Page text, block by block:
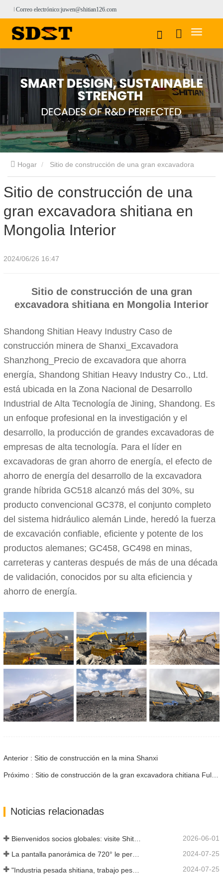
Correo electrónico:juwen@shitian126.com
Hogar
shitiana en Mongolia Interior
Sitio de construcción de una
gran excavadora shitiana en
Mongolia Interior
2024/06/26 16:47
Sitio de construcción de una gran
excavadora shitiana en Mongolia Interior
Shandong Shitian Heavy Industry Caso de
construcción minera de Shanxi_Excavadora
Shanzhong_Precio de excavadora que ahorra
energía, Shandong Shitian Heavy Industry Co., Ltd.
está ubicada en la Zona Nacional de Desarrollo
Industrial de Alta Tecnología de Jining, Shandong. Es
un enfoque profesional en la investigación y el
desarrollo, la producción de grandes excavadoras de
empresas de alta tecnología. Para el líder en
excavadoras de gran ahorro de energía, el efecto de
ahorro de energía del desarrollo de la excavadora
grande híbrida GC518 alcanzó más del 30%, su
producto convencional GC378, el conjunto completo
del sistema hidráulico alemán Linde, heredó la fuerza
de excavación confiable, eficiente y potente de los
productos alemanes; GC458, GC498 en minas,
carreteras y canteras después de más de una década
de validación, conocidos por su alta eficiencia y
ahorro de energía.
Anterior : Sitio de construcción en la mina Shanxi
Noticias relacionadas
2026-06-01
La pantalla panorámica de 720° le permite comprender todos los aspectos del producto 2024-07-25
2024-07-25